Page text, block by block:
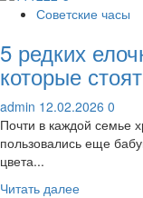
о
часы
в
Советские часы
5 редких
которые
admin 12.02.2026 0
Почти в каждой семье
пользовались еще
цвета...
Читать далееПрочитать